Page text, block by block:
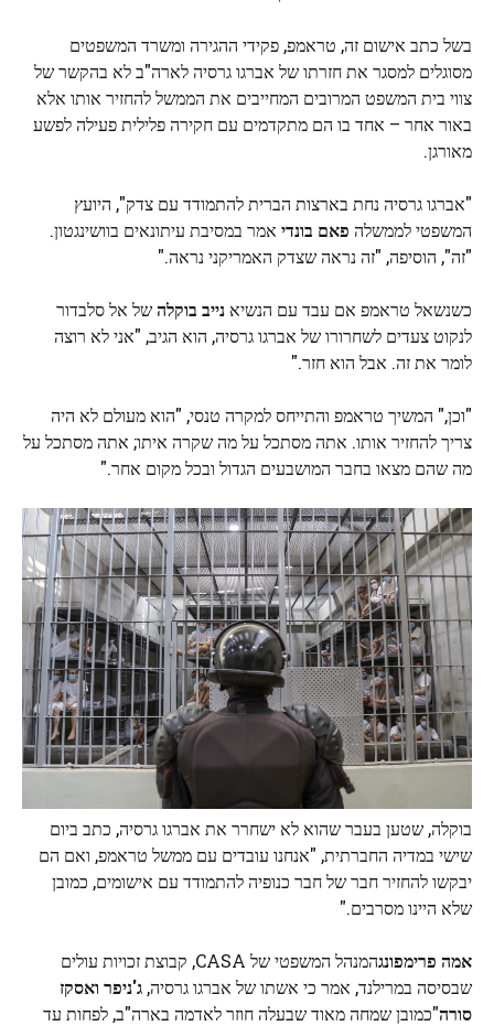
בשל כתב אישום זה, טראמפ, פקידי ההגירה ומשרד המשפטים
מסוגלים למסגר את חזרתו של אברגו גרסיה לארה"ב לא בהקשר של
צווי בית המשפט המרובים המחייבים את הממשל להחזיר אותו אלא
באור אחר – אחד בו הם מתקדמים עם חקירה פלילית פעילה לפשע
מאורגן.
"אברגו גרסיה נחת בארצות הברית להתמודד עם צדק", היועץ
המשפטי לממשלה פאם בונדי אמר במסיבת עיתונאים בוושינגטון.
"זה", הוסיפה, "זה נראה שצדק האמריקני נראה."
כשנשאל טראמפ אם עבד עם הנשיאנייב בוקלהשל אל סלבדור
לנקוט צעדים לשחרורו של אברגו גרסיה, הוא הגיב, "אני לא רוצה
לומר את זה. אבל הוא חזר."
"וכן," המשיך טראמפ והתייחס למקרה טנסי, "הוא מעולם לא היה
צריך להחזיר אותו. אתה מסתכל על מה שקרה איתו; אתה מסתכל על
מה שהם מצאו בחבר המושבעים הגדול ובכל מקום אחר."
בוקלה, שטען בעבר שהוא לא ישחרר את אברגו גרסיה, כתב ביום
שישי במדיה החברתית, "אנחנו עובדים עם ממשל טראמפ, ואם הם
יבקשו להחזיר חבר של חבר כנופיה להתמודד עם אישומים, כמובן
שלא היינו מסרבים."
אמה פרימפונג
המנהל המשפטי של CASA, קבוצת זכויות עולים
שבסיסה במרילנד, אמר כי אשתו של אברגו גרסיה, ג'ניפר ואסקז
סורה"כמובן שמחה מאוד שבעלה חוזר לאדמה בארה"ב, לפחות עד